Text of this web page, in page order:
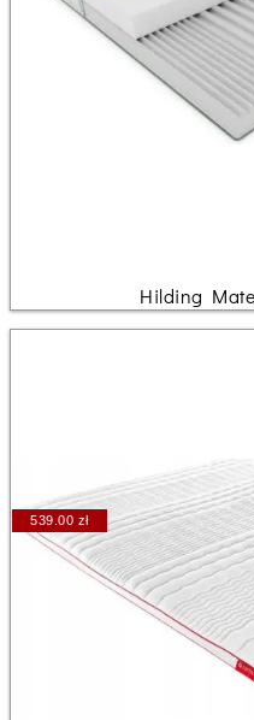
Hilding
539.00 zł